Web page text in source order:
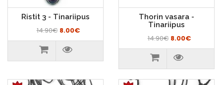
Ristit 3 - Tinariipus
14.90€ 8.00€
Thorin vasara -
Tinariipus
14.90€ 8.00€